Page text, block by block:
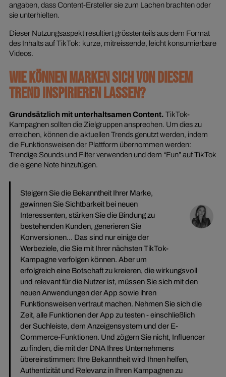
angaben, dass Content-Ersteller sie zum Lachen brachten oder
sie unterhielten.
Dieser Nutzungsaspekt resultiert grösstenteils aus dem Format
des Inhalts auf TikTok: kurze, mitreissende, leicht konsumierbare
Videos.
WIE KÖNNEN MARKEN SICH VON DIESEM
TREND INSPIRIEREN LASSEN?
Grundsätzlich mit unterhaltsamen Content. TikTok-
Kampagnen sollten die Zielgruppen ansprechen. Um dies zu
erreichen, können die aktuellen Trends genutzt werden, indem
die Funktionsweisen der Plattform übernommen werden:
Trendige Sounds und Filter verwenden und dem “Fun” auf TikTok
die eigene Note hinzufügen.
Steigern Sie die Bekanntheit Ihrer Marke,
gewinnen Sie Sichtbarkeit bei neuen
Interessenten, stärken Sie die Bindung zu
bestehenden Kunden, generieren Sie
Konversionen... Das sind nur einige der
Werbeziele, die Sie mit Ihrer nächsten TikTok-
Kampagne verfolgen können. Aber um
erfolgreich eine Botschaft zu kreieren, die wirkungsvoll
und relevant für die Nutzer ist, müssen Sie sich mit den
neuen Anwendungen der App sowie ihren
Funktionsweisen vertraut machen. Nehmen Sie sich die
Zeit, alle Funktionen der App zu testen - einschließlich
der Suchleiste, dem Anzeigensystem und der E-
Commerce-Funktionen. Und zögern Sie nicht, Influencer
zu finden, die mit der DNA Ihres Unternehmens
übereinstimmen: Ihre Bekanntheit wird Ihnen helfen,
Authentizität und Relevanz in Ihren Kampagnen zu